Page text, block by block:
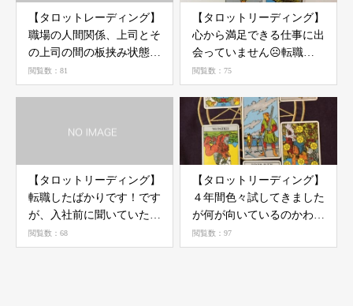
【タロットレーディング】
職場の人間関係、上司とそ
の上司の間の板挟み状態で
困っています①-30代女性-
閲覧数：81
【タロットリーディング】
心から満足できる仕事に出
会っていません☹転職す
ればうまくいくのでしょう
か？-30代女性-
閲覧数：75
【タロットリーディング】
転職したばかりです！です
が、入社前に聞いていた事
と話が違うんです☹①-40
代女性-
閲覧数：68
【タロットリーディング】
４年間色々試してきました
が何が向いているのかわか
りません☹30代女性
閲覧数：97